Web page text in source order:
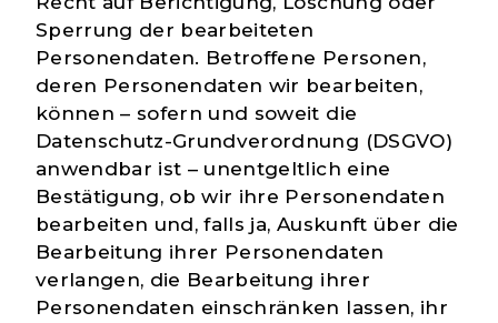
Sperrung der bearbeiteten
Personendaten. Betroffene Personen,
deren Personendaten wir bearbeiten,
können – sofern und soweit die
Datenschutz-Grundverordnung (DSGVO)
anwendbar ist – unentgeltlich eine
Bestätigung, ob wir ihre Personendaten
bearbeiten und, falls ja, Auskunft über die
Bearbeitung ihrer Personendaten
verlangen, die Bearbeitung ihrer
Personendaten einschränken lassen, ihr